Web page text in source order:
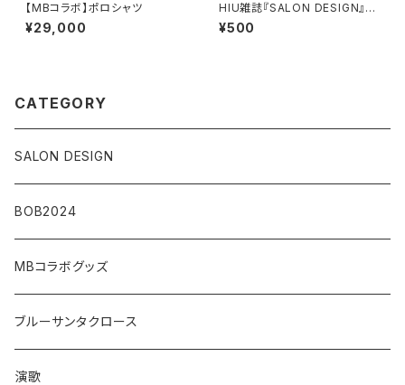
【MBコラボ】ポロシャツ
¥29,000
HIU雑誌『SALON DESIGN』v
ol.13（電子版）
¥500
CATEGORY
SALON DESIGN
BOB2024
MBコラボグッズ
ブルーサンタクロース
演歌